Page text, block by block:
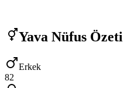
Yava Nüfus Özeti
Erkek
82